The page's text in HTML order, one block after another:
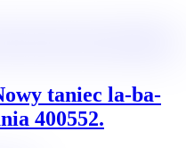
taniec la-ba-
400552.